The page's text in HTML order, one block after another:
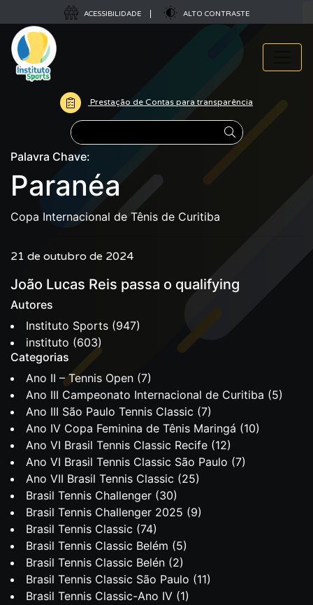
ACESSIBILIDADE ALTO CONTRASTE
Prestação de Contas para transparência
Pesquisar
Palavra Chave:
Paranéa
Copa Internacional de Tênis de Curitiba
21 de outubro de 2024
João Lucas Reis passa o qualifying
Autores
Instituto Sports (947)
instituto (603)
Categorias
Ano II – Tennis Open (7)
Ano III Campeonato Internacional de Curitiba (5)
Ano III São Paulo Tennis Classic (7)
Ano IV Copa Feminina de Tênis Maringá (10)
Ano VI Brasil Tennis Classic Recife (12)
Ano VI Brasil Tennis Classic São Paulo (7)
Ano VII Brasil Tennis Classic (25)
Brasil Tennis Challenger (30)
Brasil Tennis Challenger 2025 (9)
Brasil Tennis Classic (74)
Brasil Tennis Classic Belém (5)
Brasil Tennis Classic Belén (2)
Brasil Tennis Classic São Paulo (11)
Brasil Tennis Classic-Ano IV (1)